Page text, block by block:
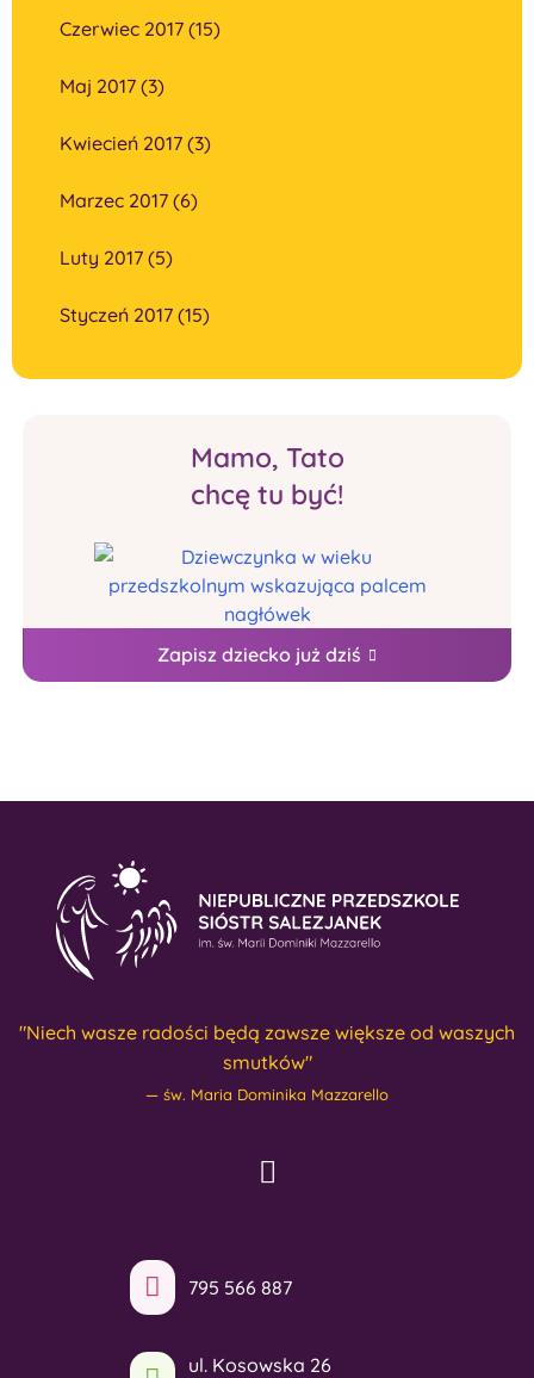
Czerwiec 2017 (15)
Maj 2017 (3)
Kwiecień 2017 (3)
Marzec 2017 (6)
Luty 2017 (5)
Styczeń 2017 (15)
Mamo, Tato
chcę tu być!
Zapisz dziecko już dziś
"Niech wasze radości będą zawsze większe od waszych
smutków"
św. Maria Dominika Mazzarello
795 566 887
ul. Kosowska 26